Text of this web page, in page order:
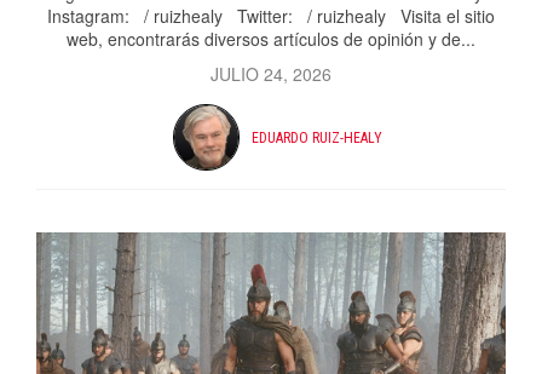
Instagram: / ruizhealy Twitter: / ruizhealy Visita el sitio
web, encontrarás diversos artículos de opinión y de...
JULIO 24, 2026
EDUARDO RUIZ-HEALY